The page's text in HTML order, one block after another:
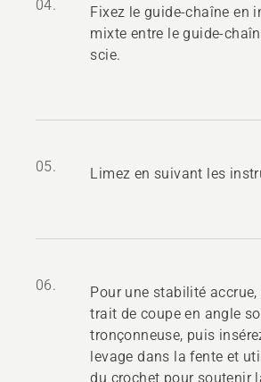
04.
Fixez le guide-chaîne en
mixte entre le guide-
scie.
05. Limez en suivant les
06.
Pour une stabilité
trait de coupe en angle
tronçonneuse, puis
levage dans la fente et
du crochet pour soutenir